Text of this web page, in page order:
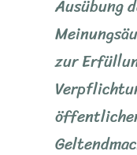
Ausübung
zur